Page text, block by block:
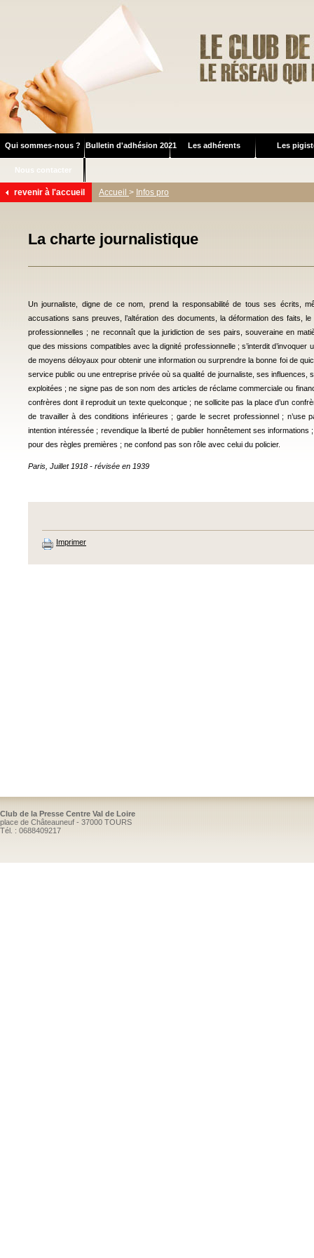
Qui sommes-nous ? Bulletin d'adhésion 2021 Les adhérents Les
Nous contacter
revenir à l'accueil Accueil > Infos pro
La charte journalistique
Un journaliste, digne de ce nom, prend la responsabilité de tous ses écrits,
accusations sans preuves, l’altération des documents, la déformation des faits,
professionnelles ; ne reconnaît que la juridiction de ses pairs, souveraine en
que des missions compatibles avec la dignité professionnelle ; s’interdit d’invoquer
de moyens déloyaux pour obtenir une information ou surprendre la bonne foi de
service public ou une entreprise privée où sa qualité de journaliste, ses influences,
exploitées ; ne signe pas de son nom des articles de réclame commerciale ou
confrères dont il reproduit un texte quelconque ; ne sollicite pas la place d’un
de travailler à des conditions inférieures ; garde le secret professionnel ; n’use
intention intéressée ; revendique la liberté de publier honnêtement ses
pour des règles premières ; ne confond pas son rôle avec celui du policier.
Paris, Juillet 1918 - révisée en 1939
Imprimer
Club de la Presse Centre Val de Loire
place de Châteauneuf - 37000 TOURS
Tél. : 0688409217